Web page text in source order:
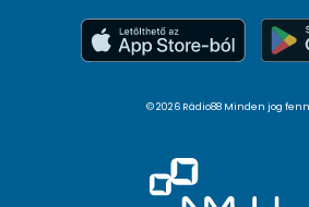
© 2026 Rádio88 Minden jog